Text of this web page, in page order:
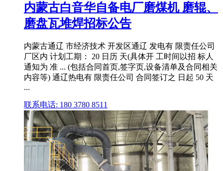
内蒙古白音华自备电厂磨煤机 磨辊、
磨盘瓦堆焊招标公告
内蒙古通辽 市经济技术 开发区通辽 发电有 限责任公司
厂区内 计划工期： 20 日历 天(具体开 工时间以招 标人
通知为 准 ... (包括合同首页,签字页,设备清单及合同相关
内容等) 通辽热电有 限责任公司 合同签订之 日起 50 天
...
联系电话: 180 3780 8511